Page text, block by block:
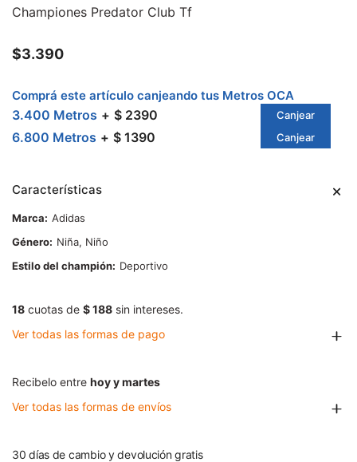
Championes Predator Club Tf
$3.390
Comprá este artículo canjeando tus Metros OCA
3.400 Metros $ 2390 Canjear
6.800 Metros $ 1390 Canjear
Características
Marca
Adidas
Género
Niña, Niño
Estilo del champión
Deportivo
18 cuotas de $ 188 sin intereses.
Ver todas las formas de pago
Recibelo entre hoy y martes
Ver todas las formas de envíos
30 días de cambio y devolución gratis